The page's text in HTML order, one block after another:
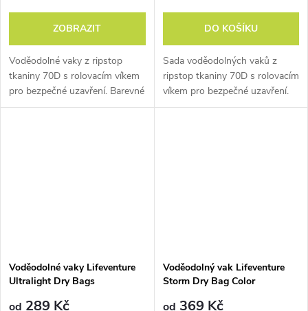
ZOBRAZIT
Voděodolné vaky z ripstop
tkaniny 70D s rolovacím víkem
pro bezpečné uzavření. Barevné
rozlišení velikostí.
DO KOŠÍKU
Sada voděodolných vaků z
ripstop tkaniny 70D s rolovacím
víkem pro bezpečné uzavření.
Barevné rozlišení velikostí.
Voděodolné vaky Lifeventure
Ultralight Dry Bags
od 289 Kč
Voděodolný vak Lifeventure
Storm Dry Bag Color
od 369 Kč